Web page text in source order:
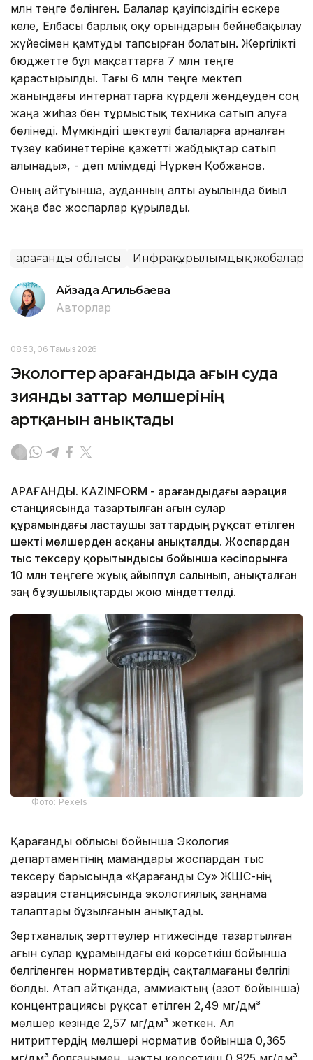
млн теңге бөлінген. Балалар қауіпсіздігін ескере
келе, Елбасы барлық оқу орындарын бейнебақылау
жүйесімен қамтуды тапсырған болатын. Жергілікті
бюджетте бұл мақсаттарға 7 млн теңге
қарастырылды. Тағы 6 млн теңге мектеп
жанындағы интернаттарға күрделі жөндеуден соң
жаңа жиһаз бен тұрмыстық техника сатып алуға
бөлінеді. Мүмкіндігі шектеулі балаларға арналған
түзеу кабинеттеріне қажетті жабдықтар сатып
алынады», - деп мәлімдеді Нұркен Қобжанов.
Оның айтуынша, ауданның алты ауылында биыл
жаңа бас жоспарлар құрылады.
Қарағанды облысы Инфрақұрылымдық жобалар
Айзада Агильбаева
Авторлар
08:53, 06 Тамыз 2026
Экологтер Қарағандыда ағын суда
зиянды заттар мөлшерінің
артқанын анықтады
ҚАРАҒАНДЫ. KAZINFORM - Қарағандыдағы аэрация
станциясында тазартылған ағын сулар
құрамындағы ластаушы заттардың рұқсат етілген
шекті мөлшерден асқаны анықталды. Жоспардан
тыс тексеру қорытындысы бойынша кәсіпорынға
10 млн теңгеге жуық айыппұл салынып, анықталған
заң бұзушылықтарды жою міндеттелді.
Фото: Pexels
Қарағанды облысы бойынша Экология
департаментінің мамандары жоспардан тыс
тексеру барысында «Қарағанды Су» ЖШС-нің
аэрация станциясында экологиялық заңнама
талаптары бұзылғанын анықтады.
Зертханалық зерттеулер нәтижесінде тазартылған
ағын сулар құрамындағы екі көрсеткіш бойынша
белгіленген нормативтердің сақталмағаны белгілі
болды. Атап айтқанда, аммиактың (азот бойынша)
концентрациясы рұқсат етілген 2,49 мг/дм³
мөлшер кезінде 2,57 мг/дм³ жеткен. Ал
нитриттердің мөлшері норматив бойынша 0,365